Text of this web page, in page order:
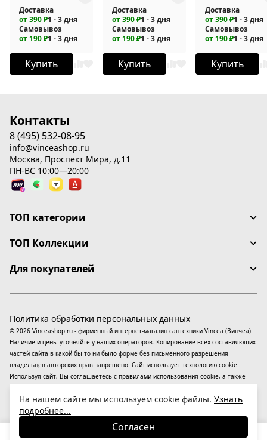
Доставка
от 390 ₽1 - 3 дня
Самовывоз
от 190 ₽1 - 3 дня
Купить
Доставка
от 390 ₽1 - 3 дня
Самовывоз
от 190 ₽1 - 3 дня
Купить
Доставка
от 390 ₽1 - 3 дня
Самовывоз
от 190 ₽1 - 3 дня
Купить
Контакты
8 (495) 532-08-95
info@vinceashop.ru
Москва, Проспект Мира, д.11
ПН-ВС 10:00—20:00
ТОП категории
ТОП Коллекции
Для покупателей
© 2026 Vinceashop.ru - фирменный интернет-магазин сантехники Vincea (Винчеа).
Наличие и цены уточняйте у наших операторов. Копирование всех составляющих
частей сайта в какой бы то ни было форме без письменного разрешения
владельцев авторских прав запрещено. Сайт использует технологию cookie.
Используя сайт, Вы соглашаетесь с правилами использования cookie, а также
применяютсярекомендательные технологии(информационные технологии
предоставления информации на основе сбора, систематизации и анализа
сведений, относящихся к предпочтениям пользователей сети «Интернет»,
находящихся на территории Российской Федерации).
Политика обработки персональных данных
На нашем сайте мы используем cookie файлы. Узнать
подробнее...
Согласен